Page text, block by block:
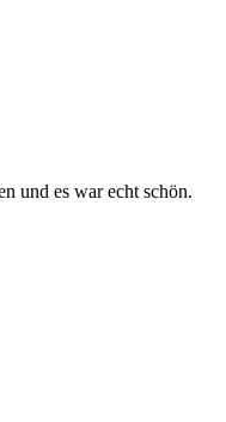
und es war echt schön.